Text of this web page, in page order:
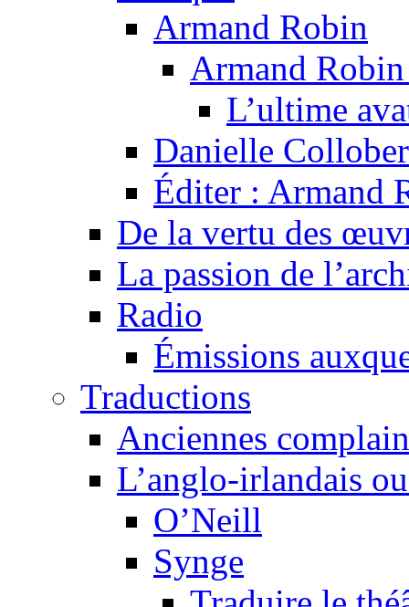
Armand Robin
Armand
L’ultime
Danielle
Éditer : Armand
De la vertu des
La passion de
Radio
Émissions
Traductions
Anciennes
L’anglo-irlandais
O’Neill
Synge